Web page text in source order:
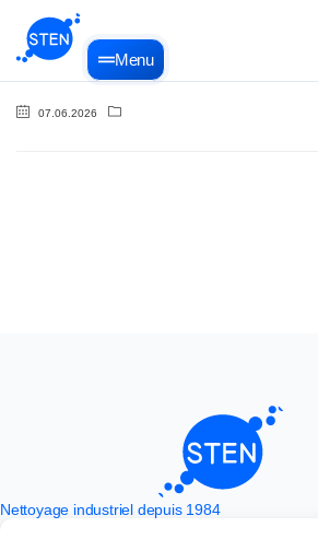
Menu
07.06.2026
Nettoyage industriel depuis 1984